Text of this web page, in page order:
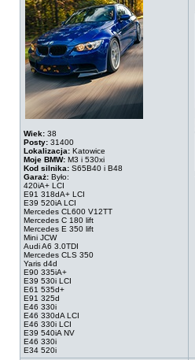
Wiek: 38
Posty: 31400
Lokalizacja: Katowice
Moje BMW: M3 i 530xi
Kod silnika: S65B40 i B48
Garaż: Było:
420iA+ LCI
E91 318dA+ LCI
E39 520iA LCI
Mercedes CL600 V12TT
Mercedes C 180 lift
Mercedes E 350 lift
Mini JCW
Audi A6 3.0TDI
Mercedes CLS 350
Yaris d4d
E90 335iA+
E39 530i LCI
E61 535d+
E91 325d
E46 330i
E46 330dA LCI
E46 330i LCI
E39 540iA NV
E46 330i
E34 520i